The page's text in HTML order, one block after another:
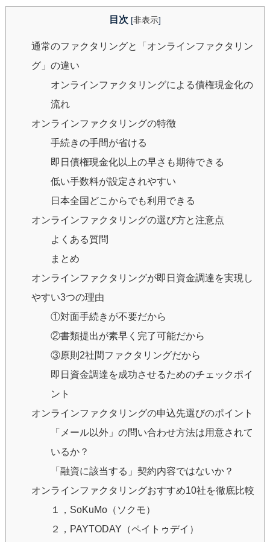
目次 [非表示]
通常のファクタリングと「オンラインファクタリン
グ」の違い
オンラインファクタリングによる債権現金化の
流れ
オンラインファクタリングの特徴
手続きの手間が省ける
即日債権現金化以上の早さも期待できる
低い手数料が設定されやすい
日本全国どこからでも利用できる
オンラインファクタリングの選び方と注意点
よくある質問
まとめ
オンラインファクタリングが即日資金調達を実現し
やすい3つの理由
①対面手続きが不要だから
②書類提出が素早く完了可能だから
③原則2社間ファクタリングだから
即日資金調達を成功させるためのチェックポイ
ント
オンラインファクタリングの申込先選びのポイント
「メール以外」の問い合わせ方法は用意されて
いるか？
「融資に該当する」契約内容ではないか？
オンラインファクタリングおすすめ10社を徹底比較
１，SoKuMo（ソクモ）
２，PAYTODAY（ペイトゥデイ）